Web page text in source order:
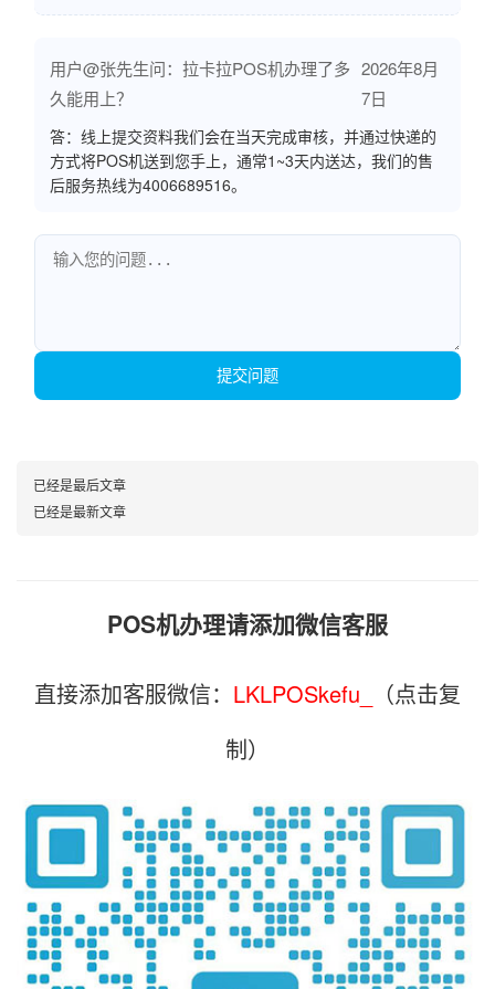
用户@张先生问：拉卡拉POS机办理了多
久能用上？
2026年8月
7日
答：线上提交资料我们会在当天完成审核，并通过快递的
方式将POS机送到您手上，通常1~3天内送达，我们的售
后服务热线为4006689516。
提交问题
已经是最后文章
已经是最新文章
POS机办理请添加微信客服
直接添加客服微信： LKLPOSkefu_
（点击复
制）